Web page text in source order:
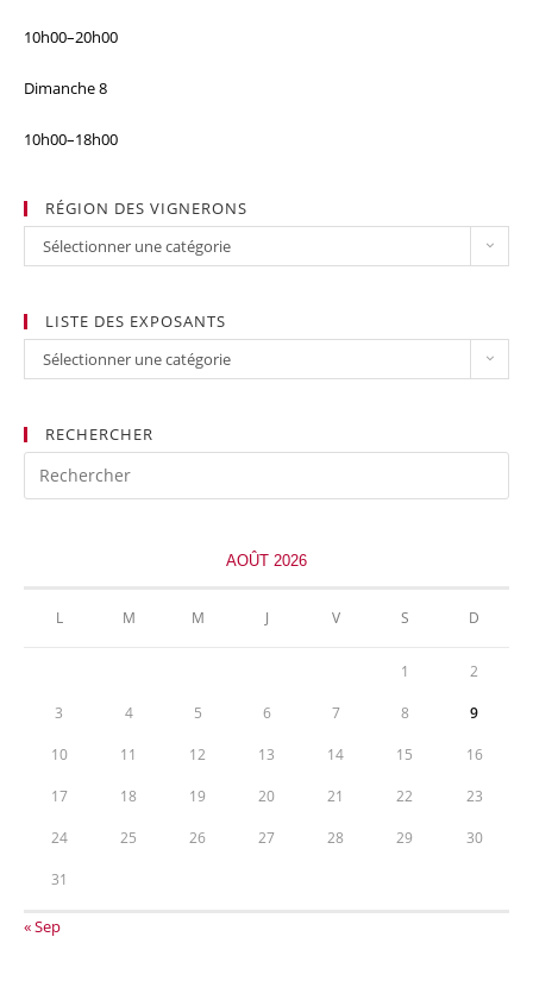
10h00–20h00
Dimanche 8
10h00–18h00
RÉGION DES VIGNERONS
Sélectionner une catégorie
LISTE DES EXPOSANTS
Sélectionner une catégorie
RECHERCHER
AOÛT 2026
L M M J V S D
1 2
3 4 5 6 7 8 9
10 11 12 13 14 15 16
17 18 19 20 21 22 23
24 25 26 27 28 29 30
31
« Sep